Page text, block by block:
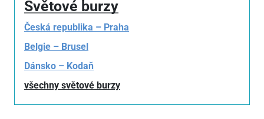
Světové burzy
Česká republika – Praha
Belgie – Brusel
Dánsko – Kodaň
všechny světové burzy